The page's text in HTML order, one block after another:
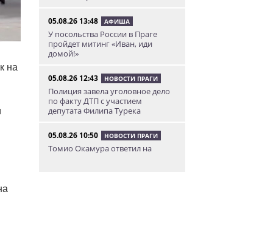
на
05.08.26 13:48 АФИША
У посольства России в Праге
пройдет митинг «Иван, иди
домой!»
05.08.26 12:43 НОВОСТИ ПРАГИ
Полиция завела уголовное дело
по факту ДТП с участием
депутата Филипа Турека
05.08.26 10:50 НОВОСТИ ПРАГИ
Томио Окамура ответил на